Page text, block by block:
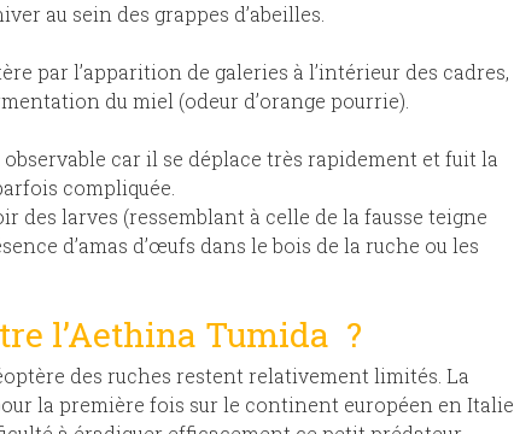
au sein des grappes d’abeilles.
par l’apparition de galeries à l’intérieur des cadres,
du miel (odeur d’orange pourrie).
car il se déplace très rapidement et fuit la
compliquée.
des larves (ressemblant à celle de la fausse teigne
d’amas d’œufs dans le bois de la ruche ou les
l’Aethina Tumida ?
des ruches restent relativement limités. La
la première fois sur le continent européen en Italie